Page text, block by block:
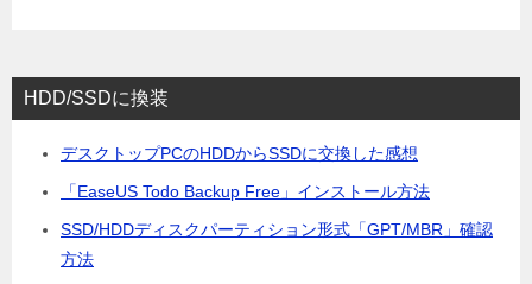
HDD/SSDに換装
デスクトップPCのHDDからSSDに交換した感想
「EaseUS Todo Backup Free」インストール方法
SSD/HDDディスクパーティション形式「GPT/MBR」確認
方法